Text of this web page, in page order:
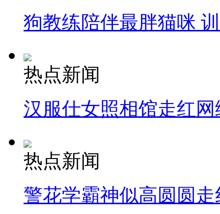
狗教练陪伴最胖猫咪
热点新闻
汉服仕女照相馆走红网
热点新闻
警花学霸神似高圆圆走